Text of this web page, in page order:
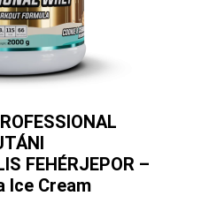
FEHÉRJEPOR –
Ice Cream